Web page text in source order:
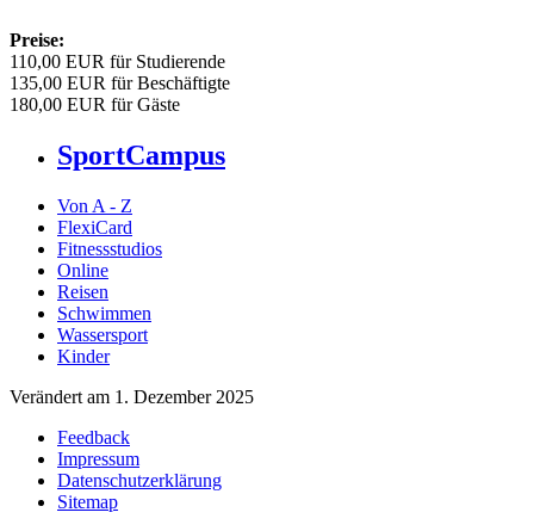
Preise:
110,00 EUR für Studierende
135,00 EUR für Beschäftigte
180,00 EUR für Gäste
SportCampus
Von A - Z
FlexiCard
Fitnessstudios
Online
Reisen
Schwimmen
Wassersport
Kinder
Verändert am 1. Dezember 2025
Feedback
Impressum
Datenschutzerklärung
Sitemap